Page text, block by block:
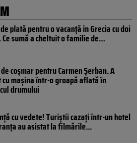
plată pentru o vacanță în Grecia cu doi
Ce sumă a cheltuit o familie de…
coșmar pentru Carmen Șerban. A
cu mașina într-o groapă aflată în
drumului
cu vedete! Turiștii cazați într-un hotel
au asistat la filmările...